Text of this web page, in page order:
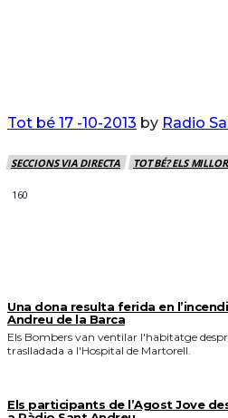
Tot bé 17 -10-2013 by Radio
SECCIONS VIA DIRECTA TOT BÉ? ELS
160
Una dona resulta ferida en
Andreu de la Barca
Els Bombers van ventilar l'habitatge
traslladada a l'Hospital de Martorell.
Els participants de l’Agost Jove